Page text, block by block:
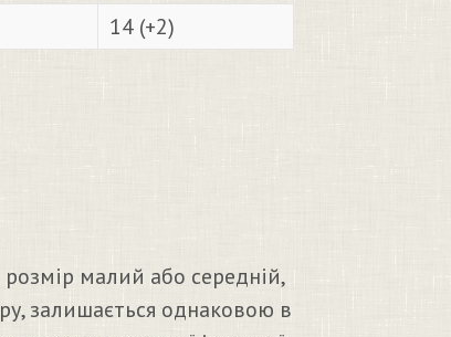
14 (+2)
малий або середній,
залишається однаковою в